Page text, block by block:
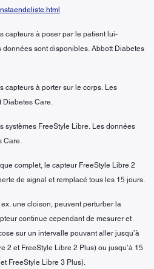
capteurs à poser par le patient lui-
sont disponibles. Abbott Diabetes
capteurs à porter sur le corps. Les
Diabetes Care.
systèmes FreeStyle Libre. Les données
Care.
complet, le capteur FreeStyle Libre 2
de signal et remplacé tous les 15 jours.
une cloison, peuvent perturber la
continue cependant de mesurer et
sur un intervalle pouvant aller jusqu’à
2 et FreeStyle Libre 2 Plus) ou jusqu’à 15
FreeStyle Libre 3 Plus).